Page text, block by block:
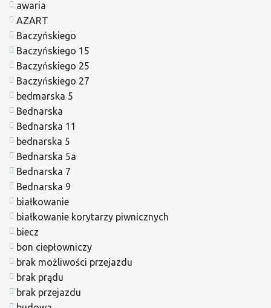
awaria
AZART
Baczyńskiego
Baczyńskiego 15
Baczyńskiego 25
Baczyńskiego 27
bedmarska 5
Bednarska
Bednarska 11
bednarska 5
Bednarska 5a
Bednarska 7
Bednarska 9
białkowanie
białkowanie korytarzy piwnicznych
biecz
bon ciepłowniczy
brak możliwości przejazdu
brak prądu
brak przejazdu